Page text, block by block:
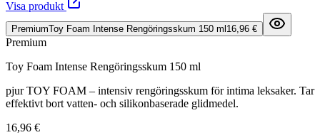
Visa produkt
PremiumToy Foam Intense Rengöringsskum 150 ml 16,96 €
Premium
Toy Foam Intense Rengöringsskum 150 ml
pjur TOY FOAM – intensiv rengöringsskum för intima leksaker. Tar
effektivt bort vatten- och silikonbaserade glidmedel.
16,96 €